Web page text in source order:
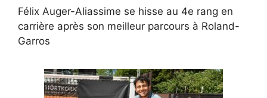
Félix Auger-Aliassime se hisse au 4e rang en
carrière après son meilleur parcours à Roland-
Garros